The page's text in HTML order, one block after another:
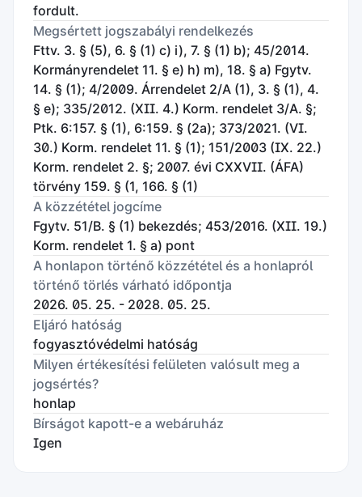
fordult.
Megsértett jogszabályi rendelkezés
Fttv. 3. § (5), 6. § (1) c) i), 7. § (1) b); 45/2014.
Kormányrendelet 11. § e) h) m), 18. § a) Fgytv.
14. § (1); 4/2009. Árrendelet 2/A (1), 3. § (1), 4.
§ e); 335/2012. (XII. 4.) Korm. rendelet 3/A. §;
Ptk. 6:157. § (1), 6:159. § (2a); 373/2021. (VI.
30.) Korm. rendelet 11. § (1); 151/2003 (IX. 22.)
Korm. rendelet 2. §; 2007. évi CXXVII. (ÁFA)
törvény 159. § (1, 166. § (1)
A közzététel jogcíme
Fgytv. 51/B. § (1) bekezdés; 453/2016. (XII. 19.)
Korm. rendelet 1. § a) pont
A honlapon történő közzététel és a honlapról
történő törlés várható időpontja
2026. 05. 25. - 2028. 05. 25.
Eljáró hatóság
fogyasztóvédelmi hatóság
Milyen értékesítési felületen valósult meg a
jogsértés?
honlap
Bírságot kapott-e a webáruház
Igen